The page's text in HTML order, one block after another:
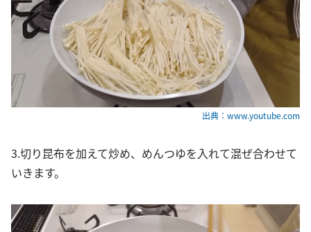
出典：www.youtube.com
3.切り昆布を加えて炒め、めんつゆを入れて混ぜ合わせて
いきます。